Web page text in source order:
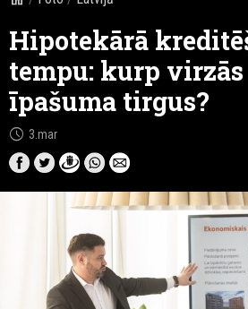
Hipotekārā
tempu: kurp
īpašuma tirgus?
schedule 3.mar